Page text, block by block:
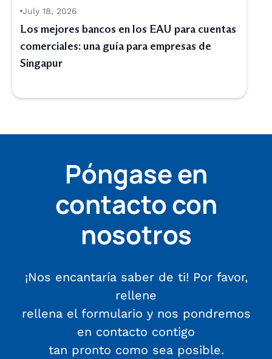
July 18, 2026
Los mejores bancos en los EAU para cuentas
comerciales: una guía para empresas de
Singapur
Póngase en
contacto con
nosotros
¡Nos encantaría saber de ti! Por favor,
rellene
rellena el formulario y nos pondremos
en contacto contigo
tan pronto como sea posible.